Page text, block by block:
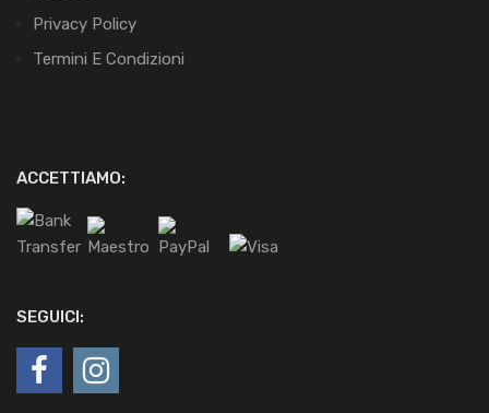
Privacy Policy
Termini E Condizioni
ACCETTIAMO:
SEGUICI: